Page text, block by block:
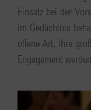
Einsatz bei der
im Gedächtnis
offene Art, ihre
Engagement